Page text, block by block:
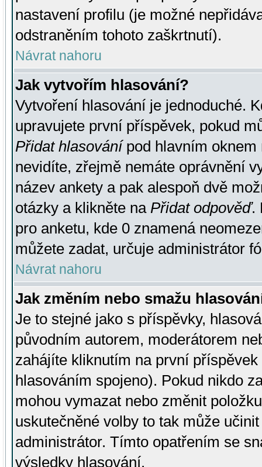
nastavení profilu (je možné
odstraněním tohoto zaškrtnutí).
Návrat nahoru
Jak vytvořím hlasování?
Vytvoření hlasování je jednoduché.
upravujete první příspěvek, pokud
Přidat hlasovánípod hlavním oknem
nevidíte, zřejmě nemáte oprávnění
název ankety a pak alespoň dvě
otázky a klikněte na Přidat odpověď.
pro anketu, kde 0 znamená
můžete zadat, určuje administrátor
Návrat nahoru
Jak změním nebo smažu
Je to stejné jako s příspěvky,
původním autorem, moderátorem
zahájíte kliknutím na první
hlasováním spojeno). Pokud nikdo
mohou vymazat nebo změnit
uskutečněné volby to tak může
administrátor. Tímto opatřením se
výsledky hlasování.